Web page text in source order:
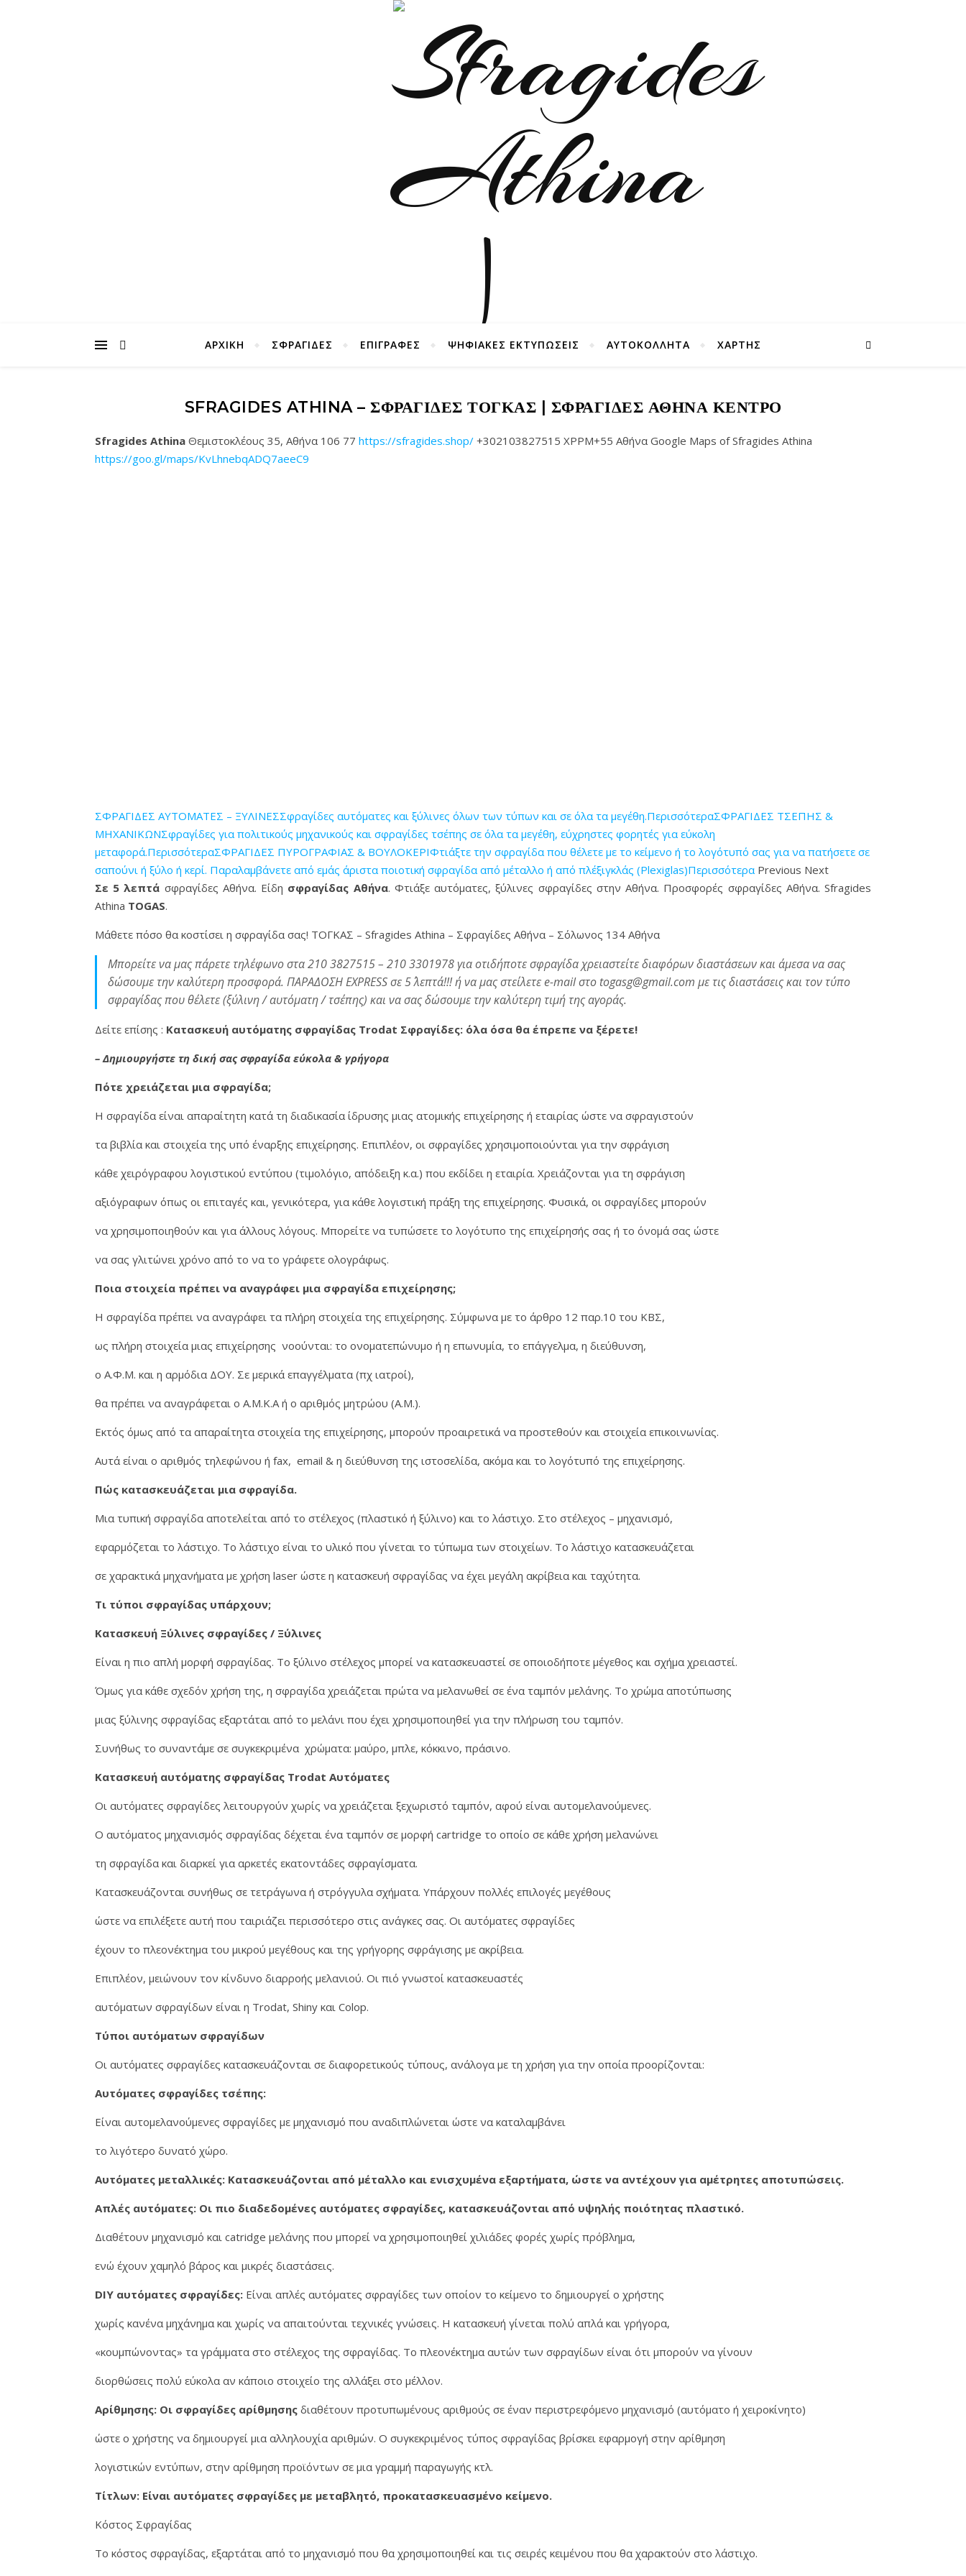
ΑΡΧΙΚΉ ΣΦΡΑΓΙΔΕΣ ΕΠΙΓΡΑΦΕΣ ΨΗΦΙΑΚΕΣ ΕΚΤΥΠΩΣΕΙΣ ΑΥΤΟΚΟΛΛΗΤΑ ΧΑΡΤΗΣ
SFRAGIDES ATHINA – ΣΦΡΑΓΊΔΕΣ ΤΟΓΚΑΣ | ΣΦΡΑΓΊΔΕΣ ΑΘΉΝΑ ΚΈΝΤΡΟ
Sfragides Athina Θεμιστοκλέους 35, Αθήνα 106 77 https://sfragides.shop/ +302103827515 XPPM+55 Αθήνα Google Maps of Sfragides Athina
https://goo.gl/maps/KvLhnebqADQ7aeeC9
ΣΦΡΑΓΙΔΕΣ ΑΥΤΟΜΑΤΕΣ – ΞΥΛΙΝΕΣΣφραγίδες αυτόματες και ξύλινες όλων των τύπων και σε όλα τα μεγέθη.ΠερισσότεραΣΦΡΑΓΙΔΕΣ ΤΣΕΠΗΣ &
ΜΗΧΑΝΙΚΩΝΣφραγίδες για πολιτικούς μηχανικούς και σφραγίδες τσέπης σε όλα τα μεγέθη, εύχρηστες φορητές για εύκολη
μεταφορά.ΠερισσότεραΣΦΡΑΓΙΔΕΣ ΠΥΡΟΓΡΑΦΙΑΣ & ΒΟΥΛΟΚΕΡΙΦτιάξτε την σφραγίδα που θέλετε με το κείμενο ή το λογότυπό σας για να πατήσετε σε
σαπούνι ή ξύλο ή κερί. Παραλαμβάνετε από εμάς άριστα ποιοτική σφραγίδα από μέταλλο ή από πλέξιγκλάς (Plexiglas)ΠερισσότεραPrevious Next
Σε 5 λεπτά σφραγίδες Αθήνα. Είδη σφραγίδας Αθήνα. Φτιάξε αυτόματες, ξύλινες σφραγίδες στην Αθήνα. Προσφορές σφραγίδες Αθήνα. Sfragides
Athina TOGAS.
Μάθετε πόσο θα κοστίσει η σφραγίδα σας! ΤΟΓΚΑΣ – Sfragides Athina – Σφραγίδες Αθήνα – Σόλωνος 134 Αθήνα
Μπορείτε να μας πάρετε τηλέφωνο στα 210 3827515 – 210 3301978 για οτιδήποτε σφραγίδα χρειαστείτε διαφόρων διαστάσεων και άμεσα να σας
δώσουμε την καλύτερη προσφορά. ΠΑΡΑΔΟΣΗ EXPRESS σε 5΄ λεπτά!!! ή να μας στείλετε e-mail στο togasg@gmail.com με τις διαστάσεις και τον τύπο
σφραγίδας που θέλετε (ξύλινη / αυτόματη / τσέπης) και να σας δώσουμε την καλύτερη τιμή της αγοράς.
Δείτε επίσης : Κατασκευή αυτόματης σφραγίδας Trodat Σφραγίδες: όλα όσα θα έπρεπε να ξέρετε!
– Δημιουργήστε τη δική σας σφραγίδα εύκολα & γρήγορα
Πότε χρειάζεται μια σφραγίδα;
H σφραγίδα είναι απαραίτητη κατά τη διαδικασία ίδρυσης μιας ατομικής επιχείρησης ή εταιρίας ώστε να σφραγιστούν
τα βιβλία και στοιχεία της υπό έναρξης επιχείρησης. Επιπλέον, οι σφραγίδες χρησιμοποιούνται για την σφράγιση
κάθε χειρόγραφου λογιστικού εντύπου (τιμολόγιο, απόδειξη κ.α.) που εκδίδει η εταιρία. Χρειάζονται για τη σφράγιση
αξιόγραφων όπως οι επιταγές και, γενικότερα, για κάθε λογιστική πράξη της επιχείρησης. Φυσικά, οι σφραγίδες μπορούν
να χρησιμοποιηθούν και για άλλους λόγους. Μπορείτε να τυπώσετε το λογότυπο της επιχείρησής σας ή το όνομά σας ώστε
να σας γλιτώνει χρόνο από το να το γράφετε ολογράφως.
Ποια στοιχεία πρέπει να αναγράφει μια σφραγίδα επιχείρησης;
Η σφραγίδα πρέπει να αναγράφει τα πλήρη στοιχεία της επιχείρησης. Σύμφωνα με το άρθρο 12 παρ.10 του ΚΒΣ,
ως πλήρη στοιχεία μιας επιχείρησης νοούνται: το ονοματεπώνυμο ή η επωνυμία, το επάγγελμα, η διεύθυνση,
ο Α.Φ.Μ. και η αρμόδια ΔΟΥ. Σε μερικά επαγγέλματα (πχ ιατροί),
θα πρέπει να αναγράφεται ο Α.Μ.Κ.Α ή ο αριθμός μητρώου (Α.Μ.).
Εκτός όμως από τα απαραίτητα στοιχεία της επιχείρησης, μπορούν προαιρετικά να προστεθούν και στοιχεία επικοινωνίας.
Αυτά είναι ο αριθμός τηλεφώνου ή fax, email & η διεύθυνση της ιστοσελίδα, ακόμα και το λογότυπό της επιχείρησης.
Πώς κατασκευάζεται μια σφραγίδα.
Μια τυπική σφραγίδα αποτελείται από το στέλεχος (πλαστικό ή ξύλινο) και το λάστιχο. Στο στέλεχος – μηχανισμό,
εφαρμόζεται το λάστιχο. Το λάστιχο είναι το υλικό που γίνεται το τύπωμα των στοιχείων. Το λάστιχο κατασκευάζεται
σε χαρακτικά μηχανήματα με χρήση laser ώστε η κατασκευή σφραγίδας να έχει μεγάλη ακρίβεια και ταχύτητα.
Τι τύποι σφραγίδας υπάρχουν;
Κατασκευή Ξύλινες σφραγίδες / Ξύλινες
Είναι η πιο απλή μορφή σφραγίδας. Το ξύλινο στέλεχος μπορεί να κατασκευαστεί σε οποιοδήποτε μέγεθος και σχήμα χρειαστεί.
Όμως για κάθε σχεδόν χρήση της, η σφραγίδα χρειάζεται πρώτα να μελανωθεί σε ένα ταμπόν μελάνης. Το χρώμα αποτύπωσης
μιας ξύλινης σφραγίδας εξαρτάται από το μελάνι που έχει χρησιμοποιηθεί για την πλήρωση του ταμπόν.
Συνήθως το συναντάμε σε συγκεκριμένα χρώματα: μαύρο, μπλε, κόκκινο, πράσινο.
Κατασκευή αυτόματης σφραγίδας Trodat Αυτόματες
Οι αυτόματες σφραγίδες λειτουργούν χωρίς να χρειάζεται ξεχωριστό ταμπόν, αφού είναι αυτομελανούμενες.
Ο αυτόματος μηχανισμός σφραγίδας δέχεται ένα ταμπόν σε μορφή cartridge το οποίο σε κάθε χρήση μελανώνει
τη σφραγίδα και διαρκεί για αρκετές εκατοντάδες σφραγίσματα.
Κατασκευάζονται συνήθως σε τετράγωνα ή στρόγγυλα σχήματα. Υπάρχουν πολλές επιλογές μεγέθους
ώστε να επιλέξετε αυτή που ταιριάζει περισσότερο στις ανάγκες σας. Οι αυτόματες σφραγίδες
έχουν το πλεονέκτημα του μικρού μεγέθους και της γρήγορης σφράγισης με ακρίβεια.
Επιπλέον, μειώνουν τον κίνδυνο διαρροής μελανιού. Οι πιό γνωστοί κατασκευαστές
αυτόματων σφραγίδων είναι η Trodat, Shiny και Colop.
Τύποι αυτόματων σφραγίδων
Οι αυτόματες σφραγίδες κατασκευάζονται σε διαφορετικούς τύπους, ανάλογα με τη χρήση για την οποία προορίζονται:
Αυτόματες σφραγίδες τσέπης:
Είναι αυτομελανούμενες σφραγίδες με μηχανισμό που αναδιπλώνεται ώστε να καταλαμβάνει
το λιγότερο δυνατό χώρο.
Αυτόματες μεταλλικές: Κατασκευάζονται από μέταλλο και ενισχυμένα εξαρτήματα, ώστε να αντέχουν για αμέτρητες αποτυπώσεις.
Απλές αυτόματες: Οι πιο διαδεδομένες αυτόματες σφραγίδες, κατασκευάζονται από υψηλής ποιότητας πλαστικό.
Διαθέτουν μηχανισμό και catridge μελάνης που μπορεί να χρησιμοποιηθεί χιλιάδες φορές χωρίς πρόβλημα,
ενώ έχουν χαμηλό βάρος και μικρές διαστάσεις.
DIY αυτόματες σφραγίδες: Είναι απλές αυτόματες σφραγίδες των οποίον το κείμενο το δημιουργεί ο χρήστης
χωρίς κανένα μηχάνημα και χωρίς να απαιτούνται τεχνικές γνώσεις. Η κατασκευή γίνεται πολύ απλά και γρήγορα,
«κουμπώνοντας» τα γράμματα στο στέλεχος της σφραγίδας. Το πλεονέκτημα αυτών των σφραγίδων είναι ότι μπορούν να γίνουν
διορθώσεις πολύ εύκολα αν κάποιο στοιχείο της αλλάξει στο μέλλον.
Αρίθμησης: Οι σφραγίδες αρίθμησης διαθέτουν προτυπωμένους αριθμούς σε έναν περιστρεφόμενο μηχανισμό (αυτόματο ή χειροκίνητο)
ώστε ο χρήστης να δημιουργεί μια αλληλουχία αριθμών. Ο συγκεκριμένος τύπος σφραγίδας βρίσκει εφαρμογή στην αρίθμηση
λογιστικών εντύπων, στην αρίθμηση προϊόντων σε μια γραμμή παραγωγής κτλ.
Τίτλων: Είναι αυτόματες σφραγίδες με μεταβλητό, προκατασκευασμένο κείμενο.
Κόστος Σφραγίδας
Το κόστος σφραγίδας, εξαρτάται από το μηχανισμό που θα χρησιμοποιηθεί και τις σειρές κειμένου που θα χαρακτούν στο λάστιχο.